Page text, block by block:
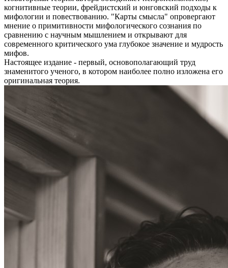
когнитивные теории, фрейдистский и юнговский подходы к
мифологии и повествованию. "Карты смысла" опровергают
мнение о примитивности мифологического сознания по
сравнению с научным мышлением и открывают для
современного критического ума глубокое значение и мудрость
мифов.
Настоящее издание - первый, основополагающий труд
знаменитого ученого, в котором наиболее полно изложена его
оригинальная теория.